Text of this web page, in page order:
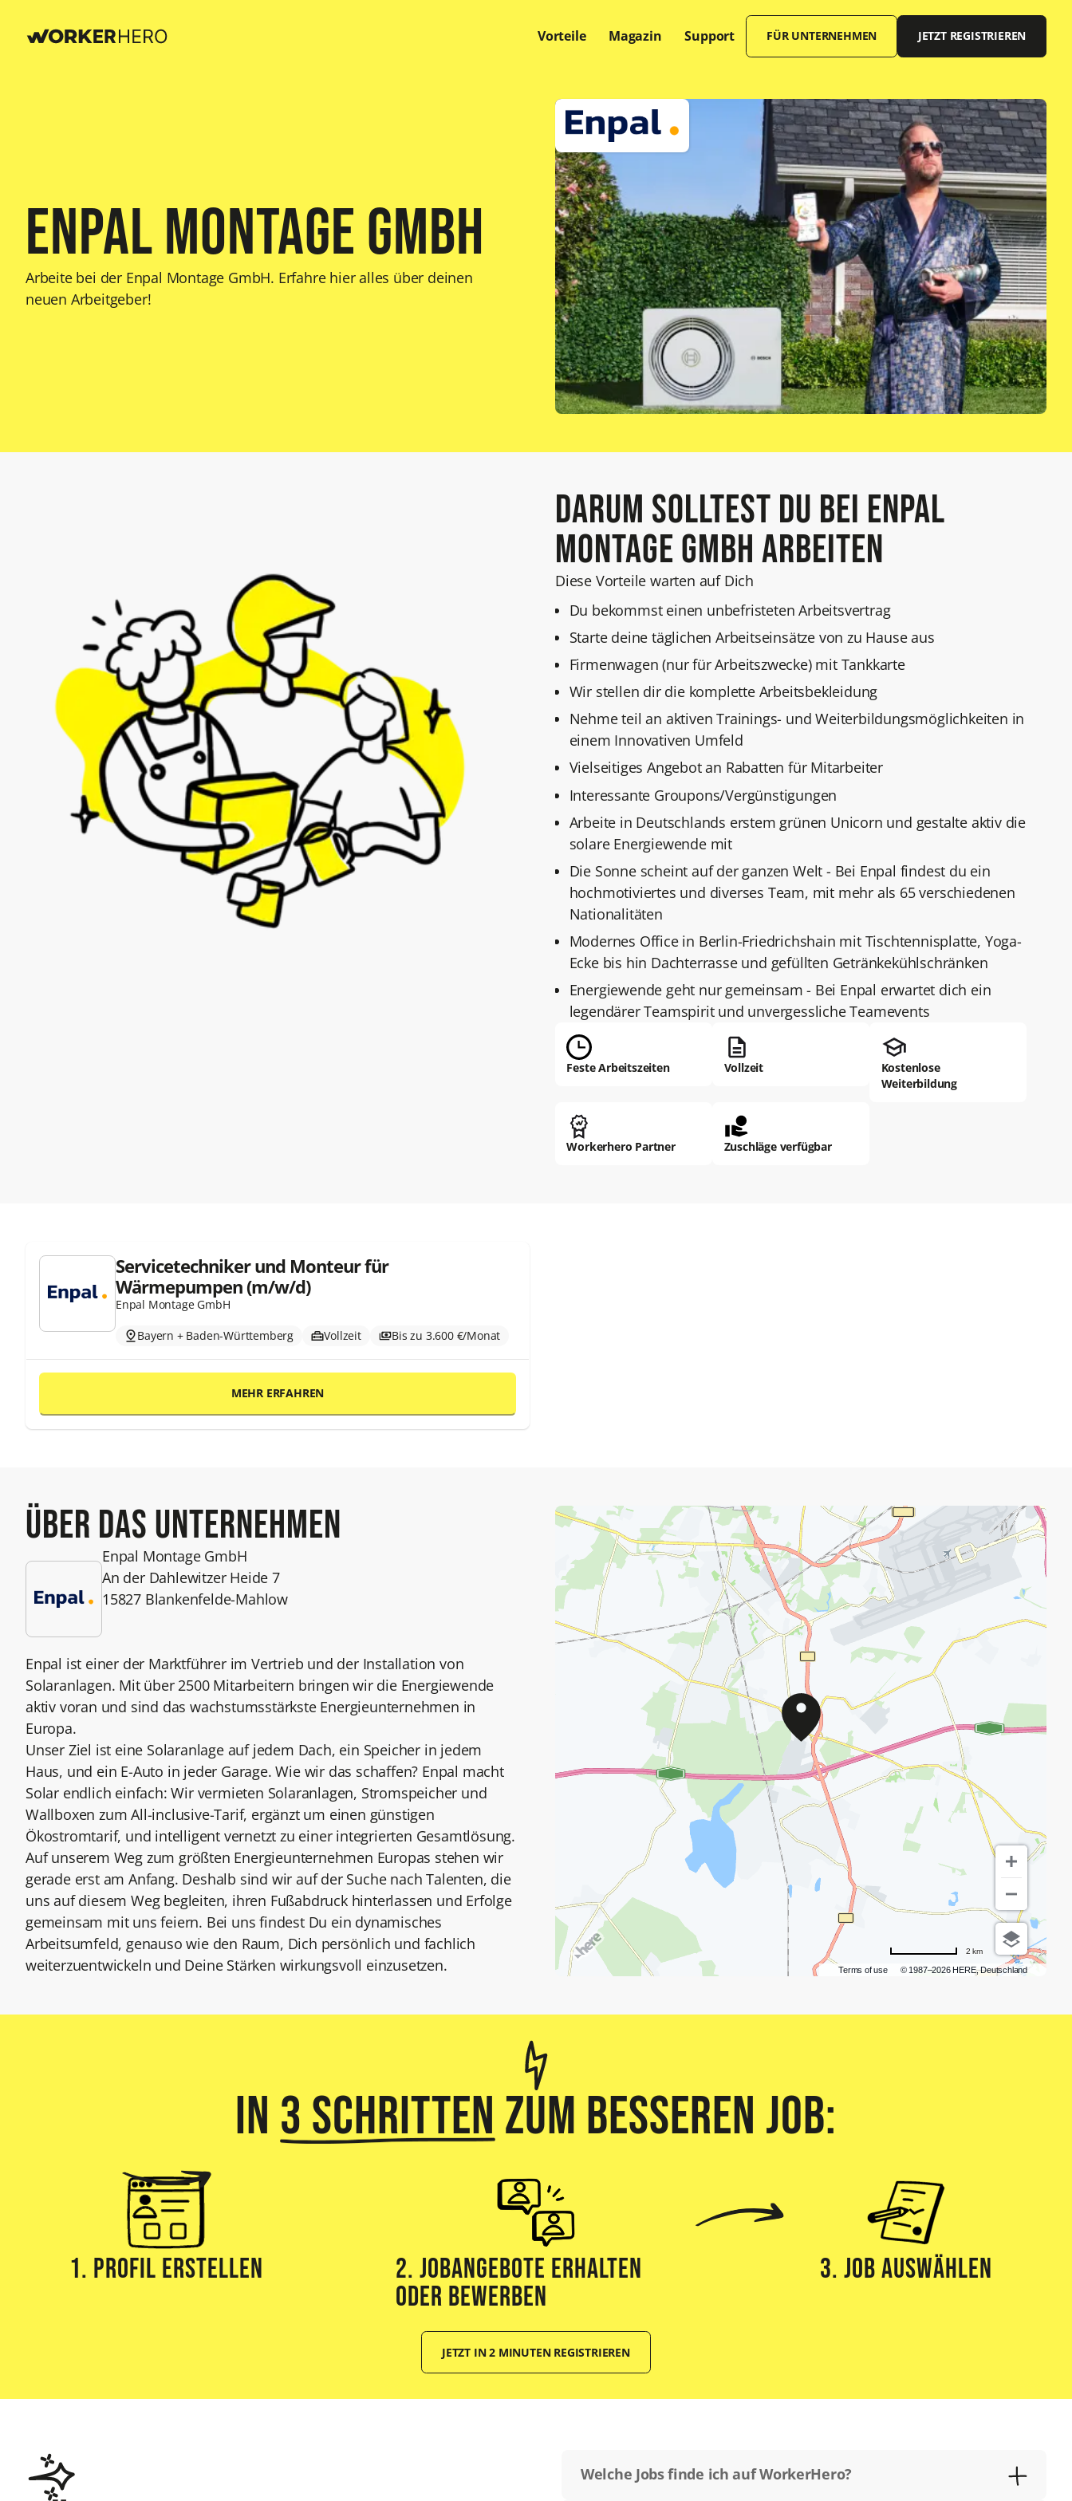
Vorteile Magazin Support FÜR UNTERNEHMEN JETZT REGISTRIEREN
Enpal Montage GmbH
Arbeite bei der Enpal Montage GmbH. Erfahre hier alles über deinen
neuen Arbeitgeber!
Darum solltest Du bei Enpal
Montage GmbH arbeiten
Diese Vorteile warten auf Dich
Du bekommst einen unbefristeten Arbeitsvertrag
Starte deine täglichen Arbeitseinsätze von zu Hause aus
Firmenwagen (nur für Arbeitszwecke) mit Tankkarte
Wir stellen dir die komplette Arbeitsbekleidung
Nehme teil an aktiven Trainings- und Weiterbildungsmöglichkeiten in
einem Innovativen Umfeld
Vielseitiges Angebot an Rabatten für Mitarbeiter
Interessante Groupons/Vergünstigungen
Arbeite in Deutschlands erstem grünen Unicorn und gestalte aktiv die
solare Energiewende mit
Die Sonne scheint auf der ganzen Welt - Bei Enpal findest du ein
hochmotiviertes und diverses Team, mit mehr als 65 verschiedenen
Nationalitäten
Modernes Office in Berlin-Friedrichshain mit Tischtennisplatte, Yoga-
Ecke bis hin Dachterrasse und gefüllten Getränkekühlschränken
Energiewende geht nur gemeinsam - Bei Enpal erwartet dich ein
legendärer Teamspirit und unvergessliche Teamevents
Feste Arbeitszeiten Vollzeit
Kostenlose
Weiterbildung
Workerhero Partner Zuschläge verfügbar
Servicetechniker und Monteur für
Wärmepumpen (m/w/d)
Enpal Montage GmbH
Bayern + Baden-Württemberg Vollzeit Bis zu 3.600 €/Monat
MEHR ERFAHREN
Über das Unternehmen
Enpal Montage GmbH
An der Dahlewitzer Heide 7
15827 Blankenfelde-Mahlow
Enpal ist einer der Marktführer im Vertrieb und der Installation von
Solaranlagen. Mit über 2500 Mitarbeitern bringen wir die Energiewende
aktiv voran und sind das wachstumsstärkste Energieunternehmen in
Europa.
Unser Ziel ist eine Solaranlage auf jedem Dach, ein Speicher in jedem
Haus, und ein E-Auto in jeder Garage. Wie wir das schaffen? Enpal macht
Solar endlich einfach: Wir vermieten Solaranlagen, Stromspeicher und
Wallboxen zum All-inclusive-Tarif, ergänzt um einen günstigen
Ökostromtarif, und intelligent vernetzt zu einer integrierten Gesamtlösung.
Auf unserem Weg zum größten Energieunternehmen Europas stehen wir
gerade erst am Anfang. Deshalb sind wir auf der Suche nach Talenten, die
uns auf diesem Weg begleiten, ihren Fußabdruck hinterlassen und Erfolge
gemeinsam mit uns feiern. Bei uns findest Du ein dynamisches
Arbeitsumfeld, genauso wie den Raum, Dich persönlich und fachlich
weiterzuentwickeln und Deine Stärken wirkungsvoll einzusetzen.
Terms of use © 1987–2026 HERE, Deutschland
2 km
In 3 Schritten zum besseren Job:
1. Profil erstellen
2. Jobangebote erhalten
oder bewerben
3. Job Auswählen
JETZT IN 2 MINUTEN REGISTRIEREN
Welche Jobs finde ich auf WorkerHero?